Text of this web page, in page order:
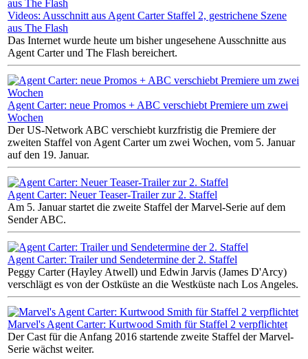
Videos: Ausschnitt aus Agent Carter Staffel 2, gestrichene Szene
aus The Flash
Das Internet wurde heute um bisher ungesehene Ausschnitte aus
Agent Carter und The Flash bereichert.
Agent Carter: neue Promos + ABC verschiebt Premiere um zwei
Wochen
Der US-Network ABC verschiebt kurzfristig die Premiere der
zweiten Staffel von Agent Carter um zwei Wochen, vom 5. Januar
auf den 19. Januar.
Agent Carter: Neuer Teaser-Trailer zur 2. Staffel
Am 5. Januar startet die zweite Staffel der Marvel-Serie auf dem
Sender ABC.
Agent Carter: Trailer und Sendetermine der 2. Staffel
Peggy Carter (Hayley Atwell) und Edwin Jarvis (James D'Arcy)
verschlägt es von der Ostküste an die Westküste nach Los Angeles.
Marvel's Agent Carter: Kurtwood Smith für Staffel 2 verpflichtet
Der Cast für die Anfang 2016 startende zweite Staffel der Marvel-
Serie wächst weiter.